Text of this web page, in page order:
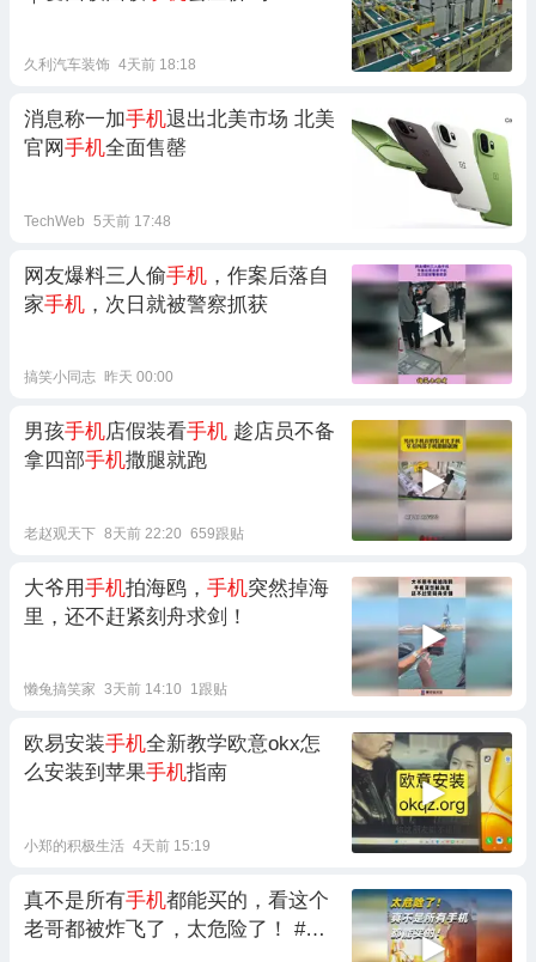
久利汽车装饰 4天前 18:18
消息称一加手机退出北美市场 北美
官网手机全面售罄
TechWeb 5天前 17:48
网友爆料三人偷手机 ，作案后落自
家手机 ，次日就被警察抓获
搞笑小同志 昨天 00:00
男孩手机店假装看手机 趁店员不备
拿四部手机撒腿就跑
老赵观天下 8天前 22:20 659跟贴
大爷用手机拍海鸥， 手机突然掉海
里，还不赶紧刻舟求剑！
懒兔搞笑家 3天前 14:10 1跟贴
欧易安装手机全新教学欧意okx怎
么安装到苹果手机指南
小郑的积极生活 4天前 15:19
真不是所有手机都能买的，看这个
老哥都被炸飞了，太危险了！ #手